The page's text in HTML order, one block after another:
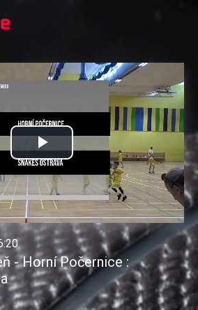
Přehrát
video
- Horní Počernice :